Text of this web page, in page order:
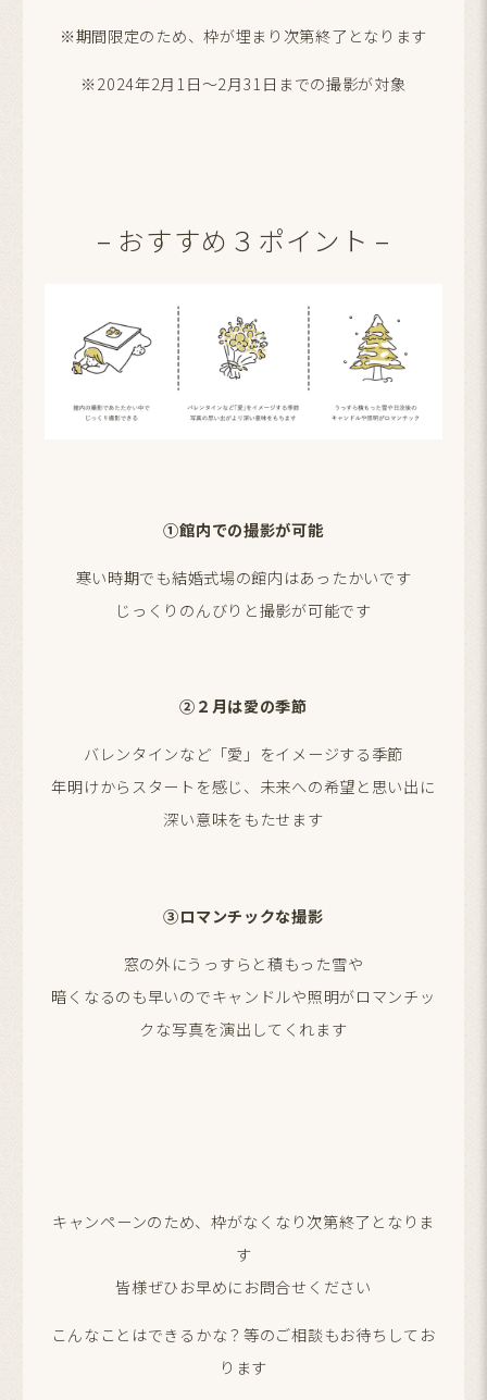
※期間限定のため、枠が埋まり次第終了となります
※2024年2月1日～2月31日までの撮影が対象
– おすすめ３ポイント –
①館内での撮影が可能
寒い時期でも結婚式場の館内はあったかいです
じっくりのんびりと撮影が可能です
②２月は愛の季節
バレンタインなど「愛」をイメージする季節
年明けからスタートを感じ、未来への希望と思い出に
深い意味をもたせます
③ロマンチックな撮影
窓の外にうっすらと積もった雪や
暗くなるのも早いのでキャンドルや照明がロマンチッ
クな写真を演出してくれます
キャンペーンのため、枠がなくなり次第終了となりま
す
皆様ぜひお早めにお問合せください
こんなことはできるかな？等のご相談もお待ちしてお
ります